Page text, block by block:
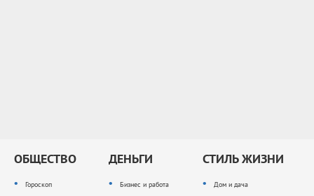
ОБЩЕСТВО
Гороскоп
ДЕНЬГИ
Бизнес и работа
СТИЛЬ ЖИЗНИ
Дом и дача